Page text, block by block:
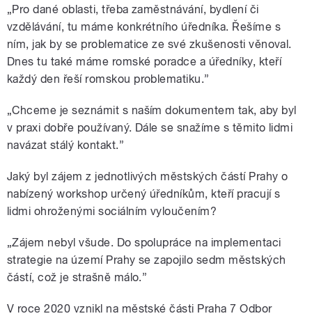
„Pro dané oblasti, třeba zaměstnávání, bydlení či
vzdělávání, tu máme konkrétního úředníka. Řešíme s
ním, jak by se problematice ze své zkušenosti věnoval.
Dnes tu také máme romské poradce a úředníky, kteří
každý den řeší romskou problematiku.”
„Chceme je seznámit s naším dokumentem tak, aby byl
v praxi dobře používaný. Dále se snažíme s těmito lidmi
navázat stálý kontakt.”
Jaký byl zájem z jednotlivých městských částí Prahy o
nabízený workshop určený úředníkům, kteří pracují s
lidmi ohroženými sociálním vyloučením?
„Zájem nebyl všude. Do spolupráce na implementaci
strategie na území Prahy se zapojilo sedm městských
částí, což je strašně málo.”
V roce 2020 vznikl na městské části Praha 7 Odbor